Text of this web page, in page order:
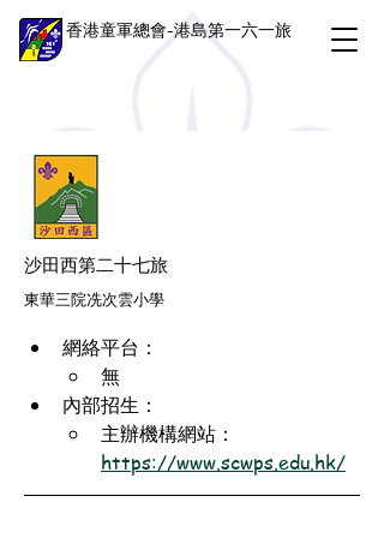
香港童軍總會-港島第一六一旅
沙田西第二十七旅
東華三院冼次雲小學
網絡平台：
無
內部招生：
主辦機構網站：
https://www.scwps.edu.hk/